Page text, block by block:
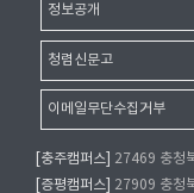
정보공개
청렴신문고
이메일무단수집거부
[충주캠퍼스]
27469 충청
[증평캠퍼스]
27909 충청